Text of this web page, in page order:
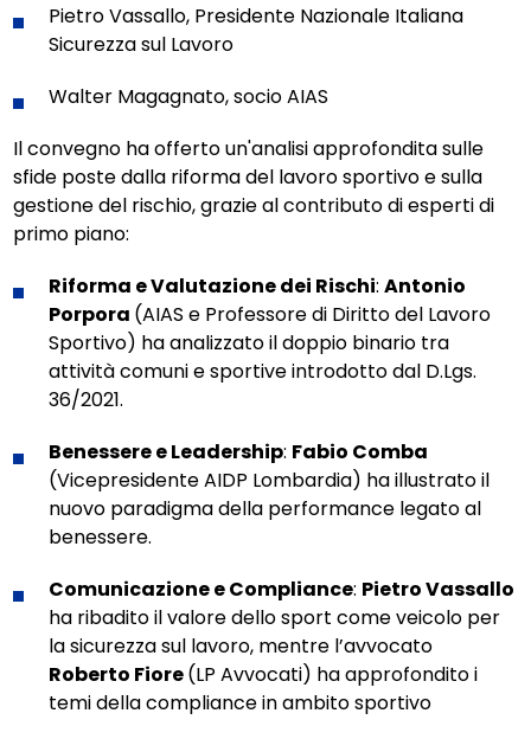
Pietro Vassallo, Presidente Nazionale Italiana
Sicurezza sul Lavoro
Walter Magagnato, socio AIAS
Il convegno ha offerto un'analisi approfondita sulle
sfide poste dalla riforma del lavoro sportivo e sulla
gestione del rischio, grazie al contributo di esperti di
primo piano:
Riforma e Valutazione dei Rischi:Antonio
Porpora (AIAS e Professore di Diritto del Lavoro
Sportivo) ha analizzato il doppio binario tra
attività comuni e sportive introdotto dal D.Lgs.
36/2021.
Benessere e Leadership: Fabio Comba
(Vicepresidente AIDP Lombardia) ha illustrato il
nuovo paradigma della performance legato al
benessere.
Comunicazione e Compliance: Pietro Vassallo
ha ribadito il valore dello sport come veicolo per
la sicurezza sul lavoro, mentre l’avvocato
Roberto Fiore(LP Avvocati) ha approfondito i
temi della compliance in ambito sportivo